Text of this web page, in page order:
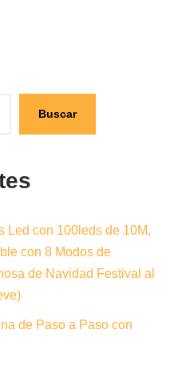
Buscar
Led con 100leds de 10M,
con 8 Modos de
de Navidad Festival al
de Paso a Paso con